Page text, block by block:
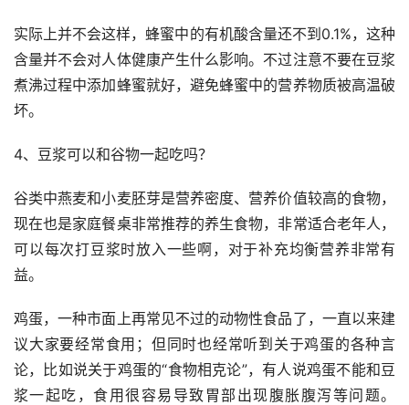
实际上并不会这样，蜂蜜中的有机酸含量还不到0.1%，这种
含量并不会对人体健康产生什么影响。不过注意不要在豆浆
煮沸过程中添加蜂蜜就好，避免蜂蜜中的营养物质被高温破
坏。
4、豆浆可以和谷物一起吃吗？
谷类中燕麦和小麦胚芽是营养密度、营养价值较高的食物，
现在也是家庭餐桌非常推荐的养生食物，非常适合老年人，
可以每次打豆浆时放入一些啊，对于补充均衡营养非常有
益。
鸡蛋，一种市面上再常见不过的动物性食品了，一直以来建
议大家要经常食用；但同时也经常听到关于鸡蛋的各种言
论，比如说关于鸡蛋的“食物相克论”，有人说鸡蛋不能和豆
浆一起吃，食用很容易导致胃部出现腹胀腹泻等问题。